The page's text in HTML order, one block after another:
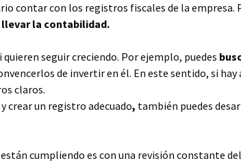
contar con los registros fiscales de la empresa.
la contabilidad.
seguir creciendo. Por ejemplo, puedes
de invertir en él. En este sentido, si hay
claros.
y crear un registro adecuado, también puedes
cumpliendo es con una revisión constante